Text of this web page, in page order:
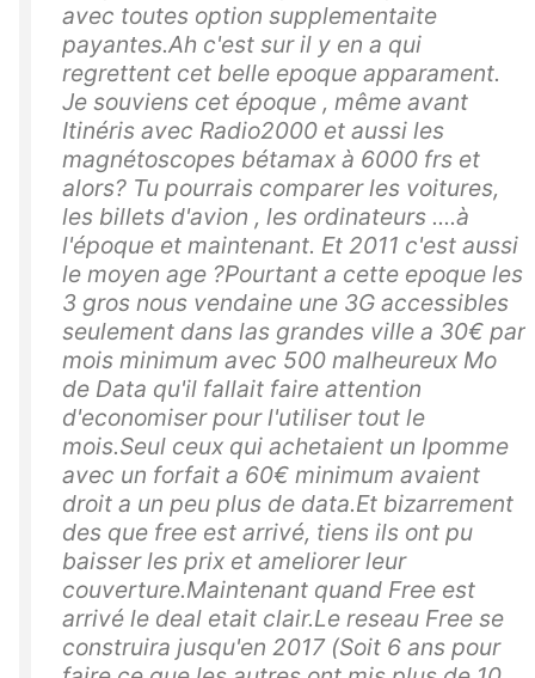
avec toutes option supplementaite
payantes.Ah c'est sur il y en a qui
regrettent cet belle epoque apparament.
Je souviens cet époque , même avant
Itinéris avec Radio2000 et aussi les
magnétoscopes bétamax à 6000 frs et
alors? Tu pourrais comparer les voitures,
les billets d'avion , les ordinateurs ....à
l'époque et maintenant. Et 2011 c'est aussi
le moyen age ?Pourtant a cette epoque les
3 gros nous vendaine une 3G accessibles
seulement dans las grandes ville a 30€ par
mois minimum avec 500 malheureux Mo
de Data qu'il fallait faire attention
d'economiser pour l'utiliser tout le
mois.Seul ceux qui achetaient un Ipomme
avec un forfait a 60€ minimum avaient
droit a un peu plus de data.Et bizarrement
des que free est arrivé, tiens ils ont pu
baisser les prix et ameliorer leur
couverture.Maintenant quand Free est
arrivé le deal etait clair.Le reseau Free se
construira jusqu'en 2017 (Soit 6 ans pour